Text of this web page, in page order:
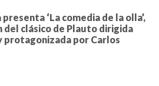
‘La comedia de la olla’,
del clásico de Plauto dirigida
protagonizada por Carlos